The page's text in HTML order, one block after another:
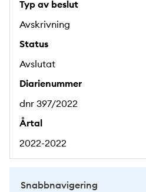
Typ av beslut
Avskrivning
Status
Avslutat
Diarienummer
dnr 397/2022
Årtal
2022-2022
Snabbnavigering